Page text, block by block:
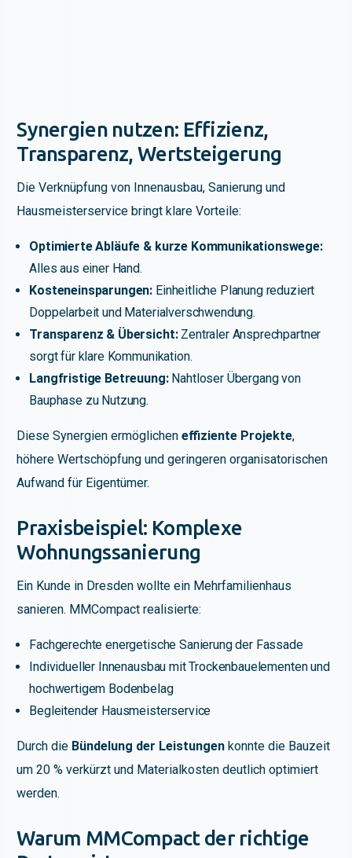
Synergien nutzen: Effizienz,
Transparenz, Wertsteigerung
Die Verknüpfung von Innenausbau, Sanierung und
Hausmeisterservice bringt klare Vorteile:
Optimierte Abläufe & kurze Kommunikationswege:
Alles aus einer Hand.
Kosteneinsparungen: Einheitliche Planung reduziert
Doppelarbeit und Materialverschwendung.
Transparenz & Übersicht:Zentraler Ansprechpartner
sorgt für klare Kommunikation.
Langfristige Betreuung:Nahtloser Übergang von
Bauphase zu Nutzung.
Diese Synergien ermöglicheneffiziente Projekte,
höhere Wertschöpfung und geringeren organisatorischen
Aufwand für Eigentümer.
Praxisbeispiel: Komplexe
Wohnungssanierung
Ein Kunde in Dresden wollte ein Mehrfamilienhaus
sanieren. MMCompact realisierte:
Fachgerechte energetische Sanierung der Fassade
Individueller Innenausbau mit Trockenbauelementen und
hochwertigem Bodenbelag
Begleitender Hausmeisterservice
Durch die Bündelung der Leistungen konnte die Bauzeit
um 20 % verkürzt und Materialkosten deutlich optimiert
werden.
Warum MMCompact der richtige